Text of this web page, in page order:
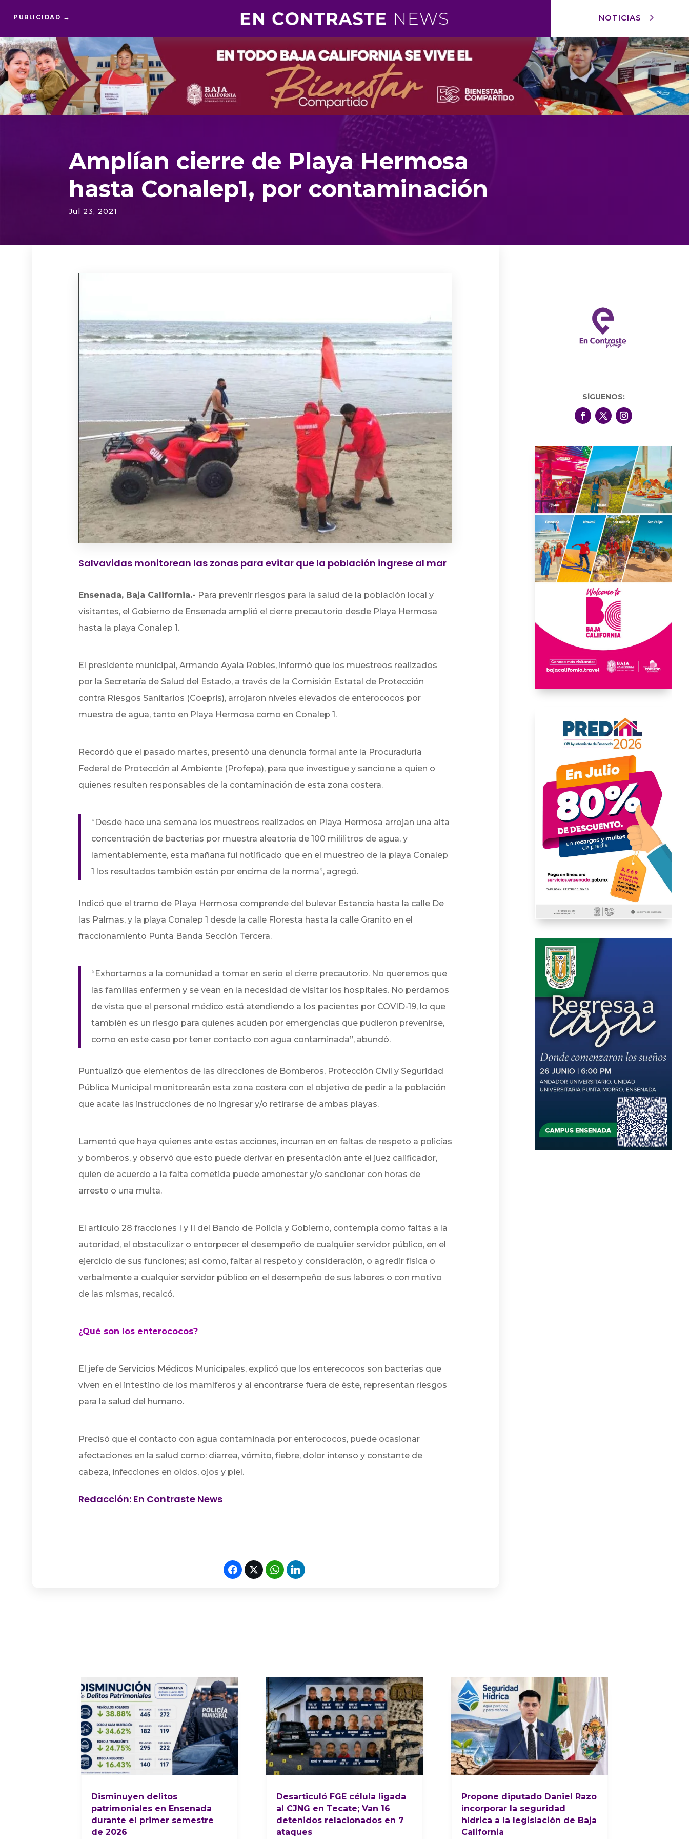
PUBLICIDAD → NOTICIAS
Reproductor
de
vídeo
Amplían cierre de Playa Hermosa
hasta Conalep1, por contaminación
Jul 23, 2021
Salvavidas monitorean las zonas para evitar que la población ingrese al mar
Ensenada, Baja California.- Para prevenir riesgos para la salud de la población local y
visitantes, el Gobierno de Ensenada amplió el cierre precautorio desde Playa Hermosa
hasta la playa Conalep 1.
El presidente municipal, Armando Ayala Robles, informó que los muestreos realizados
por la Secretaría de Salud del Estado, a través de la Comisión Estatal de Protección
contra Riesgos Sanitarios (Coepris), arrojaron niveles elevados de enterococos por
muestra de agua, tanto en Playa Hermosa como en Conalep 1.
Recordó que el pasado martes, presentó una denuncia formal ante la Procuraduría
Federal de Protección al Ambiente (Profepa), para que investigue y sancione a quien o
quienes resulten responsables de la contaminación de esta zona costera.
“Desde hace una semana los muestreos realizados en Playa Hermosa arrojan una alta
concentración de bacterias por muestra aleatoria de 100 mililitros de agua, y
lamentablemente, esta mañana fui notificado que en el muestreo de la playa Conalep
1 los resultados también están por encima de la norma”, agregó.
Indicó que el tramo de Playa Hermosa comprende del bulevar Estancia hasta la calle De
las Palmas, y la playa Conalep 1 desde la calle Floresta hasta la calle Granito en el
fraccionamiento Punta Banda Sección Tercera.
“Exhortamos a la comunidad a tomar en serio el cierre precautorio. No queremos que
las familias enfermen y se vean en la necesidad de visitar los hospitales. No perdamos
de vista que el personal médico está atendiendo a los pacientes por COVID-19, lo que
también es un riesgo para quienes acuden por emergencias que pudieron prevenirse,
como en este caso por tener contacto con agua contaminada”, abundó.
Puntualizó que elementos de las direcciones de Bomberos, Protección Civil y Seguridad
Pública Municipal monitorearán esta zona costera con el objetivo de pedir a la población
que acate las instrucciones de no ingresar y/o retirarse de ambas playas.
Lamentó que haya quienes ante estas acciones, incurran en en faltas de respeto a policías
y bomberos, y observó que esto puede derivar en presentación ante el juez calificador,
quien de acuerdo a la falta cometida puede amonestar y/o sancionar con horas de
arresto o una multa.
El artículo 28 fracciones I y II del Bando de Policía y Gobierno, contempla como faltas a la
autoridad, el obstaculizar o entorpecer el desempeño de cualquier servidor público, en el
ejercicio de sus funciones; así como, faltar al respeto y consideración, o agredir física o
verbalmente a cualquier servidor público en el desempeño de sus labores o con motivo
de las mismas, recalcó.
¿Qué son los enterococos?
El jefe de Servicios Médicos Municipales, explicó que los enterecocos son bacterias que
viven en el intestino de los mamíferos y al encontrarse fuera de éste, representan riesgos
para la salud del humano.
Precisó que el contacto con agua contaminada por enterococos, puede ocasionar
afectaciones en la salud como: diarrea, vómito, fiebre, dolor intenso y constante de
cabeza, infecciones en oídos, ojos y piel.
Redacción: En Contraste News
SÍGUENOS:
Disminuyen delitos
patrimoniales en Ensenada
durante el primer semestre
de 2026
Desarticuló FGE célula ligada
al CJNG en Tecate; Van 16
detenidos relacionados en 7
ataques
Propone diputado Daniel Razo
incorporar la seguridad
hídrica a la legislación de Baja
California